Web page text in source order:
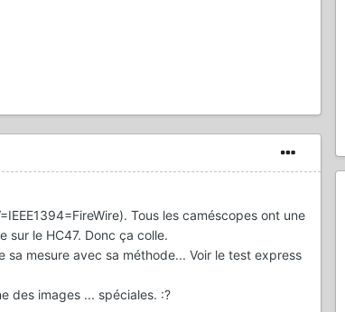
Tous les caméscopes ont une
sur le HC47. Donc ça colle.
mesure avec sa méthode... Voir le test express
des images ... spéciales. :?